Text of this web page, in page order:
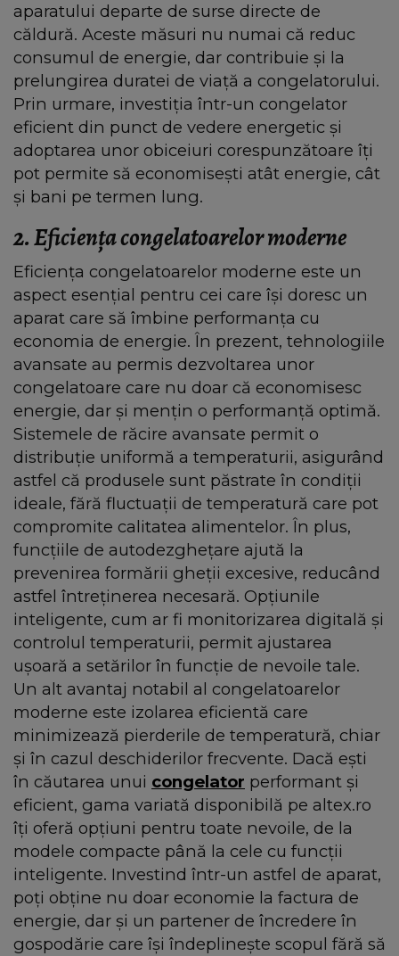
aparatului departe de surse directe de
căldură. Aceste măsuri nu numai că reduc
consumul de energie, dar contribuie și la
prelungirea duratei de viață a congelatorului.
Prin urmare, investiția într-un congelator
eficient din punct de vedere energetic și
adoptarea unor obiceiuri corespunzătoare îți
pot permite să economisești atât energie, cât
și bani pe termen lung.
2. Eficiența congelatoarelor moderne
Eficiența congelatoarelor moderne este un
aspect esențial pentru cei care își doresc un
aparat care să îmbine performanța cu
economia de energie. În prezent, tehnologiile
avansate au permis dezvoltarea unor
congelatoare care nu doar că economisesc
energie, dar și mențin o performanță optimă.
Sistemele de răcire avansate permit o
distribuție uniformă a temperaturii, asigurând
astfel că produsele sunt păstrate în condiții
ideale, fără fluctuații de temperatură care pot
compromite calitatea alimentelor. În plus,
funcțiile de autodezghețare ajută la
prevenirea formării gheții excesive, reducând
astfel întreținerea necesară. Opțiunile
inteligente, cum ar fi monitorizarea digitală și
controlul temperaturii, permit ajustarea
ușoară a setărilor în funcție de nevoile tale.
Un alt avantaj notabil al congelatoarelor
moderne este izolarea eficientă care
minimizează pierderile de temperatură, chiar
și în cazul deschiderilor frecvente. Dacă ești
în căutarea unui congelator performant și
eficient, gama variată disponibilă pe altex.ro
îți oferă opțiuni pentru toate nevoile, de la
modele compacte până la cele cu funcții
inteligente. Investind într-un astfel de aparat,
poți obține nu doar economie la factura de
energie, dar și un partener de încredere în
gospodărie care își îndeplinește scopul fără să